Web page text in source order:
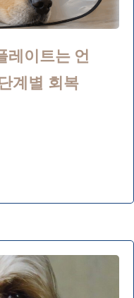
레이트는 언
계별 회복